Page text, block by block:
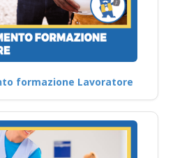
formazione Lavoratore